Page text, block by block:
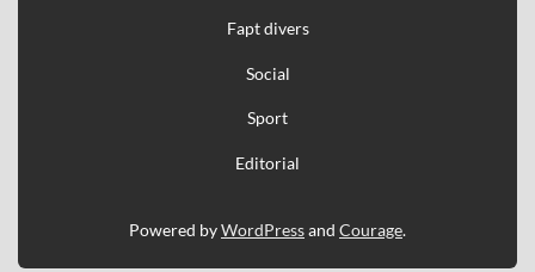
Fapt divers
Social
Sport
Editorial
Powered byWordPressand Courage.